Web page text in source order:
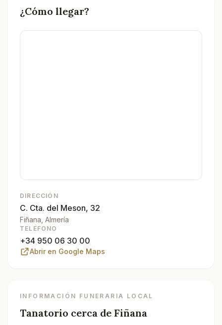
¿Cómo llegar?
DIRECCIÓN
C. Cta. del Meson, 32
Fiñana , Almería
TELÉFONO
+34 950 06 30 00
Abrir en Google Maps
INFORMACIÓN FUNERARIA LOCAL
Tanatorio cerca de Fiñana